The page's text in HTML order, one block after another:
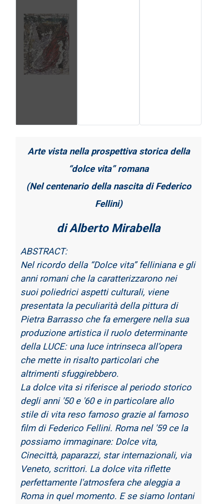
Arte vista nella prospettiva storica della
“dolce vita” romana
(Nel centenario della nascita di Federico
Fellini)
di Alberto Mirabella
ABSTRACT:
Nel ricordo della “Dolce vita” felliniana e gli
anni romani che la caratterizzarono nei
suoipoliedrici aspetti culturali, viene
presentata la peculiarità della pittura di
Pietra Barrasso che fa emergere nella sua
produzione artistica il ruolo determinante
della LUCE: una luce intrinseca all’opera
che mette in risalto particolari che
altrimenti sfuggirebbero.
La dolce vita si riferisce al periodo storico
degli anni '50 e '60 e in particolare allo
stile di vita reso famoso grazie al famoso
film di Federico Fellini. Roma nel '59 ce la
possiamo immaginare: Dolce vita,
Cinecittà, paparazzi, star internazionali, via
Veneto, scrittori. La dolce vita riflette
perfettamente l'atmosfera che aleggia a
Roma in quel momento. Ese siamo lontani